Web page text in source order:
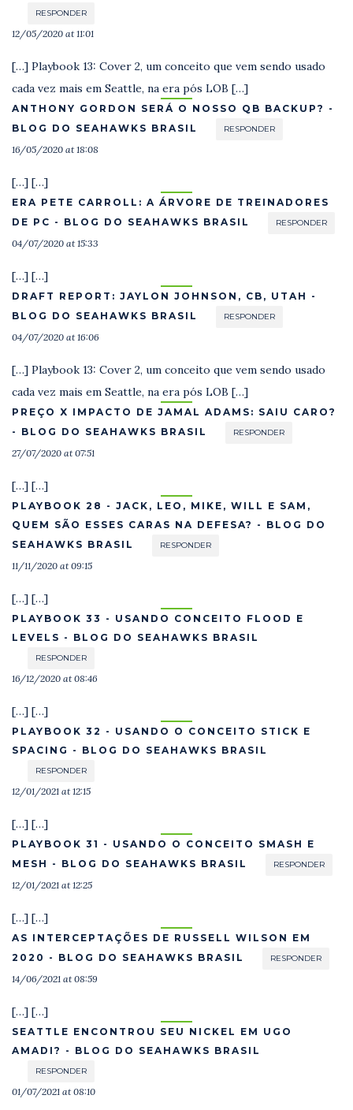
RESPONDER
12/05/2020 at 11:01
[…] Playbook 13: Cover 2, um conceito que vem sendo usado
cada vez mais em Seattle, na era pós LOB […]
ANTHONY GORDON SERÁ O NOSSO QB BACKUP? -
BLOG DO SEAHAWKS BRASIL
RESPONDER
16/05/2020 at 18:08
[…] […]
ERA PETE CARROLL: A ÁRVORE DE TREINADORES
DE PC - BLOG DO SEAHAWKS BRASIL
RESPONDER
04/07/2020 at 15:33
[…] […]
DRAFT REPORT: JAYLON JOHNSON, CB, UTAH -
BLOG DO SEAHAWKS BRASIL
RESPONDER
04/07/2020 at 16:06
[…] Playbook 13: Cover 2, um conceito que vem sendo usado
cada vez mais em Seattle, na era pós LOB […]
PREÇO X IMPACTO DE JAMAL ADAMS: SAIU CARO?
- BLOG DO SEAHAWKS BRASIL
RESPONDER
27/07/2020 at 07:51
[…] […]
PLAYBOOK 28 - JACK, LEO, MIKE, WILL E SAM,
QUEM SÃO ESSES CARAS NA DEFESA? - BLOG DO
SEAHAWKS BRASIL
RESPONDER
11/11/2020 at 09:15
[…] […]
PLAYBOOK 33 - USANDO CONCEITO FLOOD E
LEVELS - BLOG DO SEAHAWKS BRASIL
RESPONDER
16/12/2020 at 08:46
[…] […]
PLAYBOOK 32 - USANDO O CONCEITO STICK E
SPACING - BLOG DO SEAHAWKS BRASIL
RESPONDER
12/01/2021 at 12:15
[…] […]
PLAYBOOK 31 - USANDO O CONCEITO SMASH E
MESH - BLOG DO SEAHAWKS BRASIL
RESPONDER
12/01/2021 at 12:25
[…] […]
AS INTERCEPTAÇÕES DE RUSSELL WILSON EM
2020 - BLOG DO SEAHAWKS BRASIL
RESPONDER
14/06/2021 at 08:59
[…] […]
SEATTLE ENCONTROU SEU NICKEL EM UGO
AMADI? - BLOG DO SEAHAWKS BRASIL
RESPONDER
01/07/2021 at 08:10